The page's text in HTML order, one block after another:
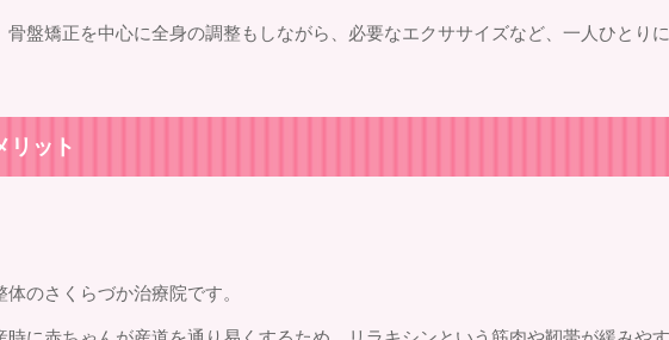
盤矯正を中心に全身の調整もしながら、必要なエクササイズなど、一人ひとり
リット
のさくらづか治療院です。